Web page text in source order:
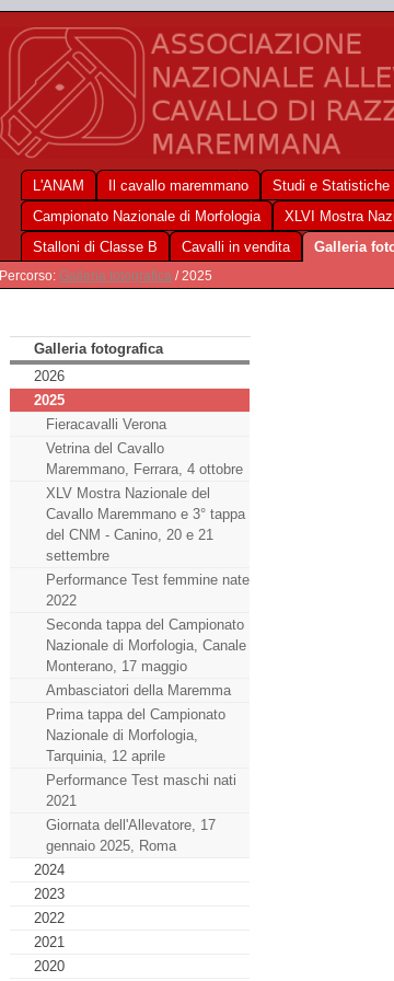
L'ANAM Il cavallo maremmano Studi e Statistiche
Campionato Nazionale di Morfologia
XLVI Mostra
Stalloni di Classe B
Cavalli in vendita Galleria
Percorso: Galleria fotografica / 2025
Galleria fotografica
2026
2025
Fieracavalli Verona
Vetrina del Cavallo
Maremmano, Ferrara, 4 ottobre
XLV Mostra Nazionale del
Cavallo Maremmano e 3° tappa
del CNM - Canino, 20 e 21
settembre
Performance Test femmine nate
2022
Seconda tappa del Campionato
Nazionale di Morfologia, Canale
Monterano, 17 maggio
Ambasciatori della Maremma
Prima tappa del Campionato
Nazionale di Morfologia,
Tarquinia, 12 aprile
Performance Test maschi nati
2021
Giornata dell'Allevatore, 17
gennaio 2025, Roma
2024
2023
2022
2021
2020